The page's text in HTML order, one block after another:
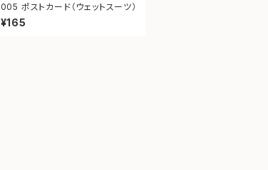
005 ポストカード（ウェットスーツ）
¥165